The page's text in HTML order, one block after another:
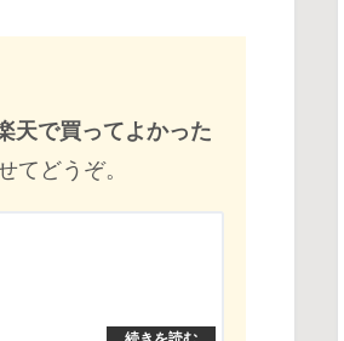
天で買ってよかった
てどうぞ。